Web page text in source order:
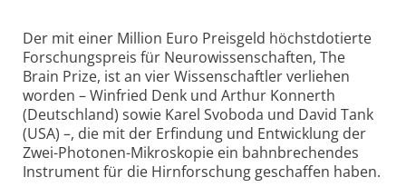
Der mit einer Million Euro Preisgeld höchstdotierte
Forschungspreis für Neurowissenschaften, The
Brain Prize, ist an vier Wissenschaftler verliehen
worden – Winfried Denk und Arthur Konnerth
(Deutschland) sowie Karel Svoboda und David Tank
(USA) –, die mit der Erfindung und Entwicklung der
Zwei-Photonen-Mikroskopie ein bahnbrechendes
Instrument für die Hirnforschung geschaffen haben.